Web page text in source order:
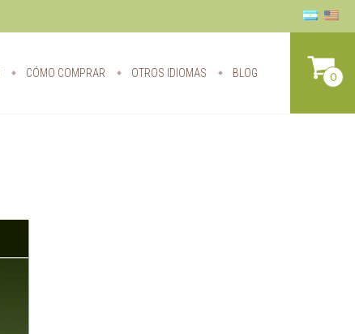
CÓMO COMPRAR OTROS IDIOMAS BLOG 0